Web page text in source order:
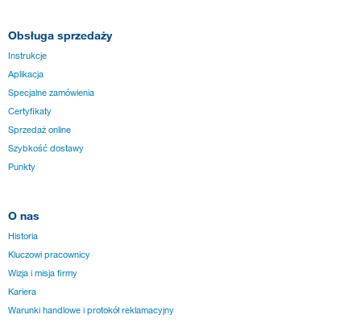
Obsługa sprzedaży
Instrukcje
Aplikacja
Specjalne zamówienia
Certyfikaty
Sprzedaż online
Szybkość dostawy
Punkty
O nas
Historia
Kluczowi pracownicy
Wizja i misja firmy
Kariera
Warunki handlowe i protokół reklamacyjny